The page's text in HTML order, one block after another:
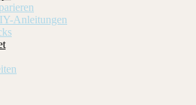
Anleitungen